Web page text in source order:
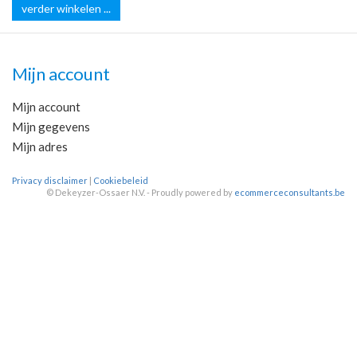
verder winkelen ...
Mijn account
Mijn account
Mijn gegevens
Mijn adres
Privacy disclaimer | Cookiebeleid
© Dekeyzer-Ossaer N.V. - Proudly powered by ecommerceconsultants.be